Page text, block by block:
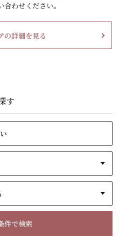
合わせください。
の詳細を見る
す
件で検索